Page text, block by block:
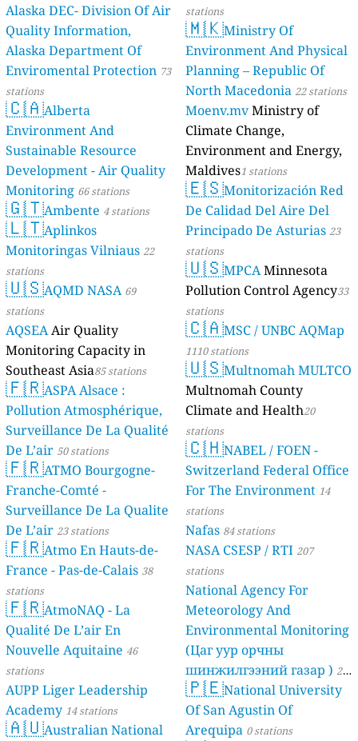
Alaska DEC- Division Of Air
Quality Information,
Alaska Department Of
Enviromental Protection 73
stations
🇨🇦Alberta
Environment And
Sustainable Resource
Development - Air Quality
Monitoring 66 stations
🇬🇹Ambente 4 stations
🇱🇹Aplinkos
Monitoringas Vilniaus 22
stations
🇺🇸AQMD NASA 69
stations
AQSEAAir Quality
Monitoring Capacity in
Southeast Asia85 stations
🇫🇷ASPA Alsace :
Pollution Atmosphérique,
Surveillance De La Qualité
De L’air 50 stations
🇫🇷ATMO Bourgogne-
Franche-Comté -
Surveillance De La Qualite
De L’air 23 stations
🇫🇷Atmo En Hauts-de-
France - Pas-de-Calais 38
stations
🇫🇷AtmoNAQ - La
Qualité De L’air En
Nouvelle Aquitaine 46
stations
AUPP Liger Leadership
Academy 14 stations
🇦🇺Australian National
stations
🇲🇰Ministry Of
Environment And Physical
Planning – Republic Of
North Macedonia 22 stations
Moenv.mvMinistry of
Climate Change,
Environment and Energy,
Maldives1 stations
🇪🇸Monitorización Red
De Calidad Del Aire Del
Principado De Asturias 23
stations
🇺🇸MPCAMinnesota
Pollution Control Agency33
stations
🇨🇦MSC / UNBC AQMap
1110 stations
🇺🇸Multnomah MULTCO
Multnomah County
Climate and Health20
stations
🇨🇭NABEL / FOEN -
Switzerland Federal Office
For The Environment 14
stations
Nafas 84 stations
NASA CSESP / RTI 207
stations
National Agency For
Meteorology And
Environmental Monitoring
(Цаг уур орчны
шинжилгээний газар ) 21
stations
🇵🇪National University
Of San Agustin Of
Arequipa 0 stations